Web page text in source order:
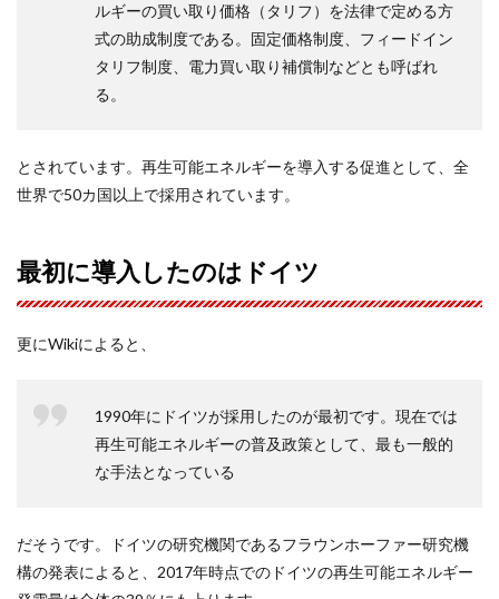
ルギーの買い取り価格（タリフ）を法律で定める方
式の助成制度である。固定価格制度、フィードイン
タリフ制度、電力買い取り補償制などとも呼ばれ
る。
とされています。再生可能エネルギーを導入する促進として、全
世界で50カ国以上で採用されています。
最初に導入したのはドイツ
更にWikiによると、
1990年にドイツが採用したのが最初です。現在では
再生可能エネルギーの普及政策として、最も一般的
な手法となっている
だそうです。ドイツの研究機関であるフラウンホーファー研究機
構の発表によると、2017年時点でのドイツの再生可能エネルギー